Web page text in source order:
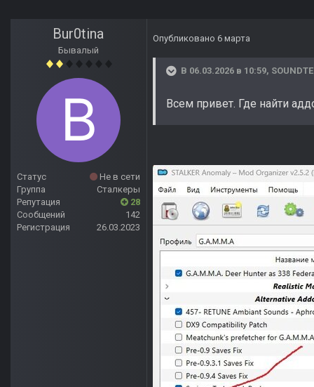
Bur0tina
Бывалый
Статус
Не в сети
Группа
Сталкеры
Репутация
28
Сообщений
142
Регистрация
26.03.2023
Опубликовано 6 марта
В 06.03.2026 в 10:59,
Всем привет. Где найти